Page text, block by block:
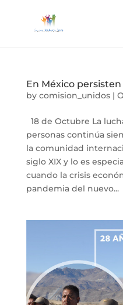
En México
by comision_unidos|
18 de Octubre La
personas continúa
la comunidad
siglo XIX y lo es
cuando la crisis
pandemia del nuevo...